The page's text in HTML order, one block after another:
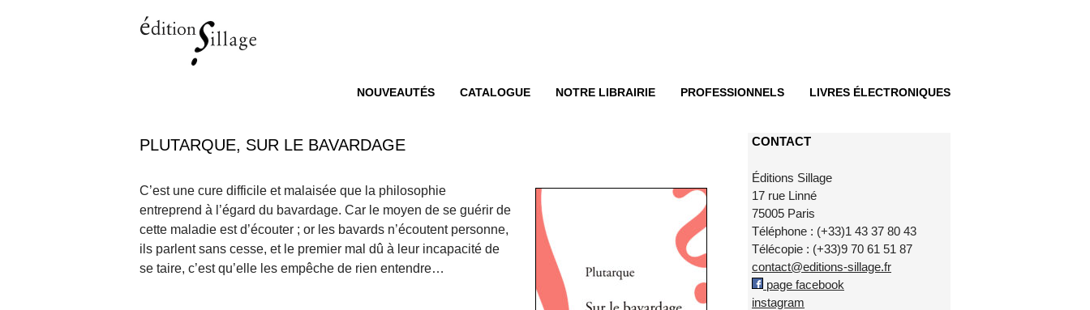
Menu
ALLER AU CONTENU
NOUVEAUTÉS CATALOGUE NOTRE LIBRAIRIE PROFESSIONNELS LIVRES ÉLECTRONIQUES
PLUTARQUE, SUR LE BAVARDAGE
C’est une cure difficile et malaisée que la philosophie
entreprend à l’égard du bavardage. Car le moyen de se guérir de
cette maladie est d’écouter ; or les bavards n’écoutent personne,
ils parlent sans cesse, et le premier mal dû à leur incapacité de
se taire, c’est qu’elle les empêche de rien entendre…
CONTACT
Éditions Sillage
17 rue Linné
75005 Paris
Téléphone : (+33)1 43 37 80 43
Télécopie : (+33)9 70 61 51 87
contact@editions-sillage.fr
page facebook
instagram